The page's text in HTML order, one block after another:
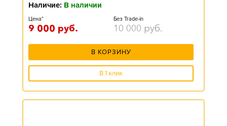
Наличие: В наличии
Цена*
9 000 руб.
Без Trade-in
10 000 руб.
В КОРЗИНУ
В 1 клик